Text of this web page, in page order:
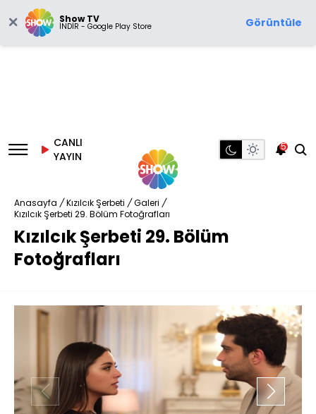
Show TV
İNDİR - Google Play Store Görüntüle
CANLI
YAYIN
5
Anasayfa / Kızılcık Şerbeti / Galeri /
Kızılcık Şerbeti 29. Bölüm Fotoğrafları
Kızılcık Şerbeti 29. Bölüm
Fotoğrafları